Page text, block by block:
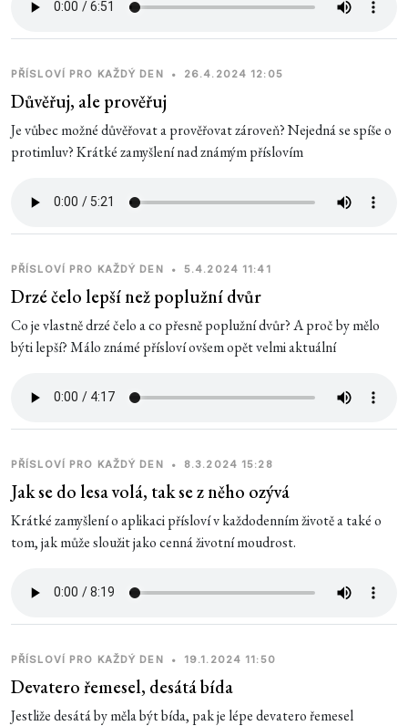
PŘÍSLOVÍ PRO KAŽDÝ DEN • 26.4.2024 12:05
Důvěřuj, ale prověřuj
Je vůbec možné důvěřovat a prověřovat zároveň? Nejedná se spíše o
protimluv? Krátké zamyšlení nad známým příslovím
PŘÍSLOVÍ PRO KAŽDÝ DEN • 5.4.2024 11:41
Drzé čelo lepší než poplužní dvůr
Co je vlastně drzé čelo a co přesně poplužní dvůr? A proč by mělo
býti lepší? Málo známé přísloví ovšem opět velmi aktuální
PŘÍSLOVÍ PRO KAŽDÝ DEN • 8.3.2024 15:28
Jak se do lesa volá, tak se z něho ozývá
Krátké zamyšlení o aplikaci přísloví v každodenním životě a také o
tom, jak může sloužit jako cenná životní moudrost.
PŘÍSLOVÍ PRO KAŽDÝ DEN • 19.1.2024 11:50
Devatero řemesel, desátá bída
Jestliže desátá by měla být bída, pak je lépe devatero řemesel